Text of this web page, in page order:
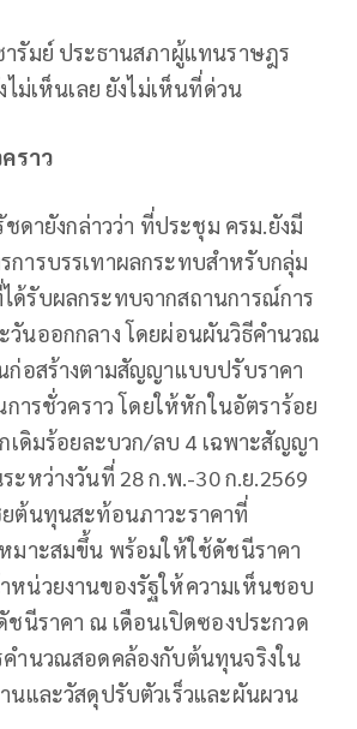
รัมย์ ประธานสภาผู้แทนราษฎร
ไม่เห็นเลย ยังไม่เห็นที่ด่วน
ราว
ดายังกล่าวว่า ที่ประชุม ครม.ยังมี
ารบรรเทาผลกระทบสำหรับกลุ่ม
ด้รับผลกระทบจากสถานการณ์การ
วันออกกลาง โดยผ่อนผันวิธีคำนวณ
ก่อสร้างตามสัญญาแบบปรับราคา
การชั่วคราว โดยให้หักในอัตราร้อย
เดิมร้อยละบวก/ลบ 4 เฉพาะสัญญา
ะหว่างวันที่ 28 ก.พ.-30 ก.ย.2569
ยต้นทุนสะท้อนภาวะราคาที่
มาะสมขึ้น พร้อมให้ใช้ดัชนีราคา
น่วยงานของรัฐให้ความเห็นชอบ
ชนีราคา ณ เดือนเปิดซองประกวด
คำนวณสอดคล้องกับต้นทุนจริงใน
นและวัสดุปรับตัวเร็วและผันผวน